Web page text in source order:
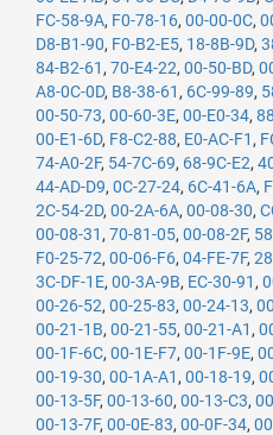
FC-58-9A, F0-78-16, 00-00-0C,
D8-B1-90, F0-B2-E5, 18-8B-9D,
84-B2-61 , 70-E4-22, 00-50-BD,
A8-0C-0D, B8-38-61 , 6C-99-89,
00-50-73, 00-60-3E, 00-E0-34,
00-E1-6D, F8-C2-88, E0-AC-F1 ,
74-A0-2F, 54-7C-69, 68-9C-E2,
44-AD-D9, 0C-27-24, 6C-41-6A,
2C-54-2D, 00-2A-6A, 00-08-30,
00-08-31 , 70-81-05, 00-08-2F,
F0-25-72, 00-06-F6, 04-FE-7F,
3C-DF-1E, 00-3A-9B, EC-30-91 ,
00-26-52, 00-25-83, 00-24-13,
00-21-1B, 00-21-55, 00-21-A1 ,
00-1F-6C, 00-1E-F7, 00-1F-9E,
00-19-30, 00-1A-A1 , 00-18-19,
00-13-5F, 00-13-60, 00-13-C3,
00-13-7F, 00-0E-83, 00-0F-34,